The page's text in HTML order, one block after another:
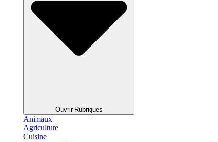
Ouvrir Rubriques
Animaux
Agriculture
Cuisine